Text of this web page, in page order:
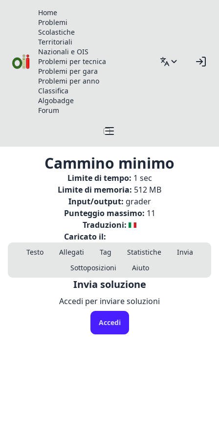
Home
Problemi
Scolastiche
Territoriali
Nazionali e OIS
Problemi per tecnica
Problemi per gara
Problemi per anno
Classifica
Algobadge
Forum
Cammino minimo
Limite di tempo: 1 sec
Limite di memoria: 512 MB
Input/output: grader
Punteggio massimo: 11
Traduzioni:
Caricato il:
Testo Allegati Tag Statistiche
Invia
Sottoposizioni
Aiuto
Invia soluzione
Accedi per inviare soluzioni
Accedi